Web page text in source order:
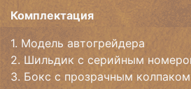
Комплектация
1. Модель автогрейдера
2. Шильдик с серийным
3. Бокс с прозрачным колпаком